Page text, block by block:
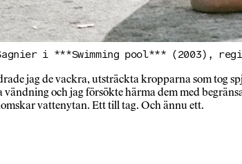
i ***Swimming pool*** (2003),
jag de vackra, utsträckta kropparna som tog
och jag försökte härma dem med
vattenytan. Ett till tag. Och ännu ett.